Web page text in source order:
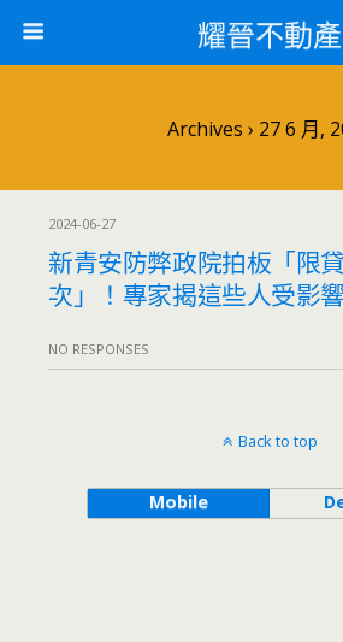
耀晉不動產
Archives › 27 6 月,
2024-06-27
新青安防弊政院拍板「限
次」！專家揭這些人受影響
NO RESPONSES
Back to top
Mobile